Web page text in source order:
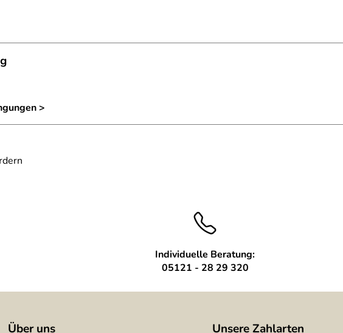
>
Individuelle Beratung:
05121 - 28 29 320
Über uns Unsere Zahlarten